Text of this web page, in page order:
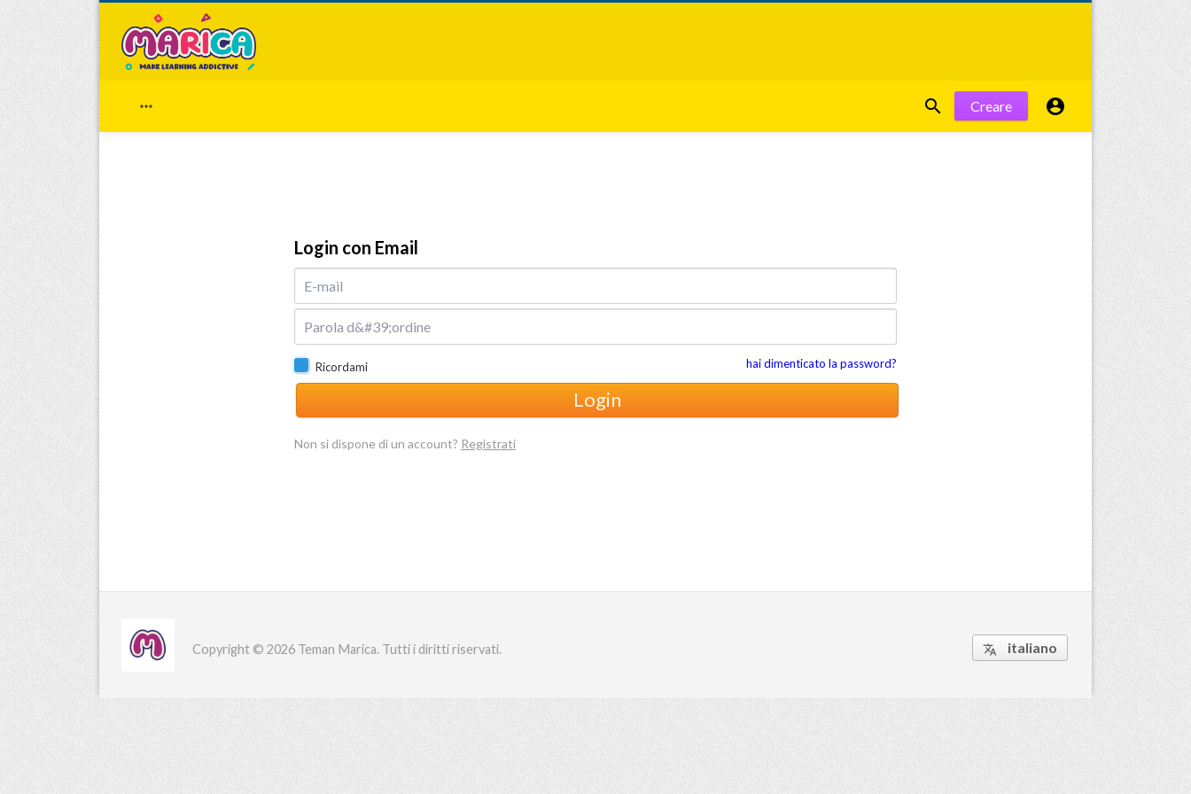
  Creare 
Login con Email
Ricordami hai dimenticato la password?
Login
Non si dispone di un account? Registrati
Copyright © 2026 Teman Marica. Tutti i diritti riservati.  italiano